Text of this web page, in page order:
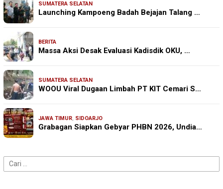
SUMATERA SELATAN
Launching Kampoeng Badah Bejajan Talang …
BERITA
Massa Aksi Desak Evaluasi Kadisdik OKU, …
SUMATERA SELATAN
WOOU Viral Dugaan Limbah PT KIT Cemari S…
JAWA TIMUR, SIDOARJO
Grabagan Siapkan Gebyar PHBN 2026, Undia…
Cari
untuk: